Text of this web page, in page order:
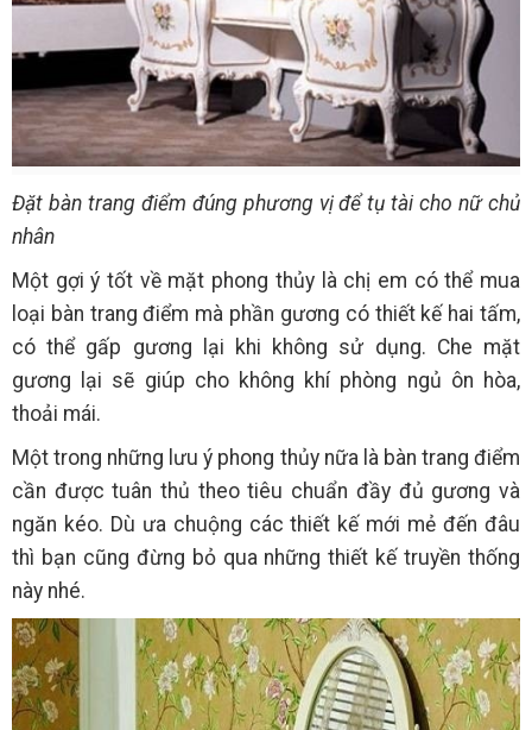
Đặt bàn trang điểm đúng phương vị để tụ tài cho nữ chủ
nhân
Một gợi ý tốt về mặt phong thủy là chị em có thể mua
loại bàn trang điểm mà phần gương có thiết kế hai tấm,
có thể gấp gương lại khi không sử dụng. Che mặt
gương lại sẽ giúp cho không khí phòng ngủ ôn hòa,
thoải mái.
Một trong những lưu ý phong thủy nữa là bàn trang điểm
cần được tuân thủ theo tiêu chuẩn đầy đủ gương và
ngăn kéo. Dù ưa chuộng các thiết kế mới mẻ đến đâu
thì bạn cũng đừng bỏ qua những thiết kế truyền thống
này nhé.